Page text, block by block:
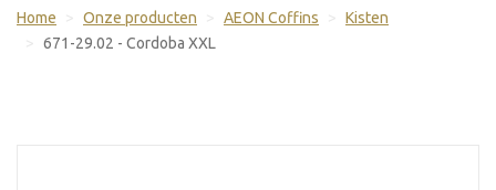
Home Onze producten AEON Coffins
Kisten
671-29.02 - Cordoba XXL